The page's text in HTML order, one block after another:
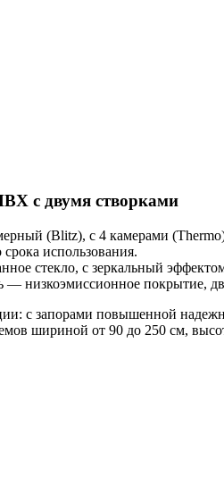
с двумя створками
(Blitz), с 4 камерами
использования.
стекло, с зеркальный
— низкоэмиссионное покрытие,
с запорами повышенной
шириной от 90 до 250 см,